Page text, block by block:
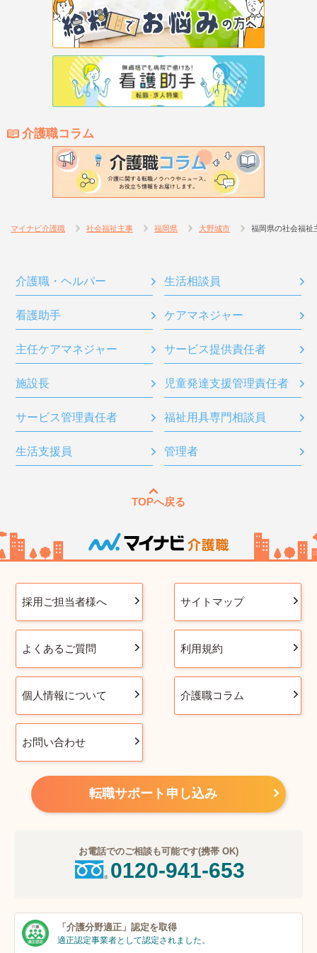
介護職コラム
マイナビ介護職 社会福祉主事 福岡県 大野城市 福岡県の社会福祉
介護職・ヘルパー 生活相談員
看護助手 ケアマネジャー
主任ケアマネジャー サービス提供責任者
施設長 児童発達支援管理責任者
サービス管理責任者 福祉用具専門相談員
生活支援員 管理者
TOPへ戻る
採用ご担当者様へ サイトマップ
よくあるご質問 利用規約
個人情報について 介護職コラム
お問い合わせ
転職サポート申し込み
お電話でのご相談も可能です(携帯 OK)
0120-941-653
「介護分野適正」 認定を取得
適正認定事業者として認定されました。